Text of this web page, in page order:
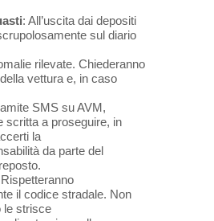
: All’uscita dai depositi
sul diario
rilevate. Chiederanno
vettura e, in caso
SMS su AVM,
scritta a proseguire, in
la
da parte del
il codice stradale. Non
le strisce